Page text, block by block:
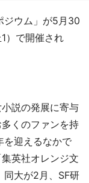
ウム」が5月30
）で開催され
説の発展に寄与
くのファンを持
を迎えるなかで
英社オレンジ文
同大が2月、SF研